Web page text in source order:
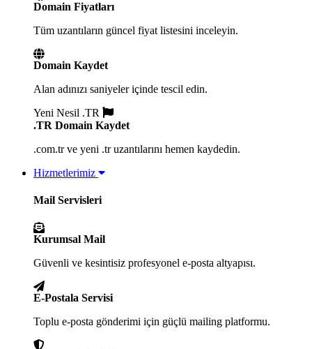
Domain Fiyatları
Tüm uzantıların güncel fiyat listesini inceleyin.
Domain Kaydet
Alan adınızı saniyeler içinde tescil edin.
Yeni Nesil .TR
.TR Domain Kaydet
.com.tr ve yeni .tr uzantılarını hemen kaydedin.
Hizmetlerimiz
Mail Servisleri
Kurumsal Mail
Güvenli ve kesintisiz profesyonel e-posta altyapısı.
E-Postala Servisi
Toplu e-posta gönderimi için güçlü mailing platformu.